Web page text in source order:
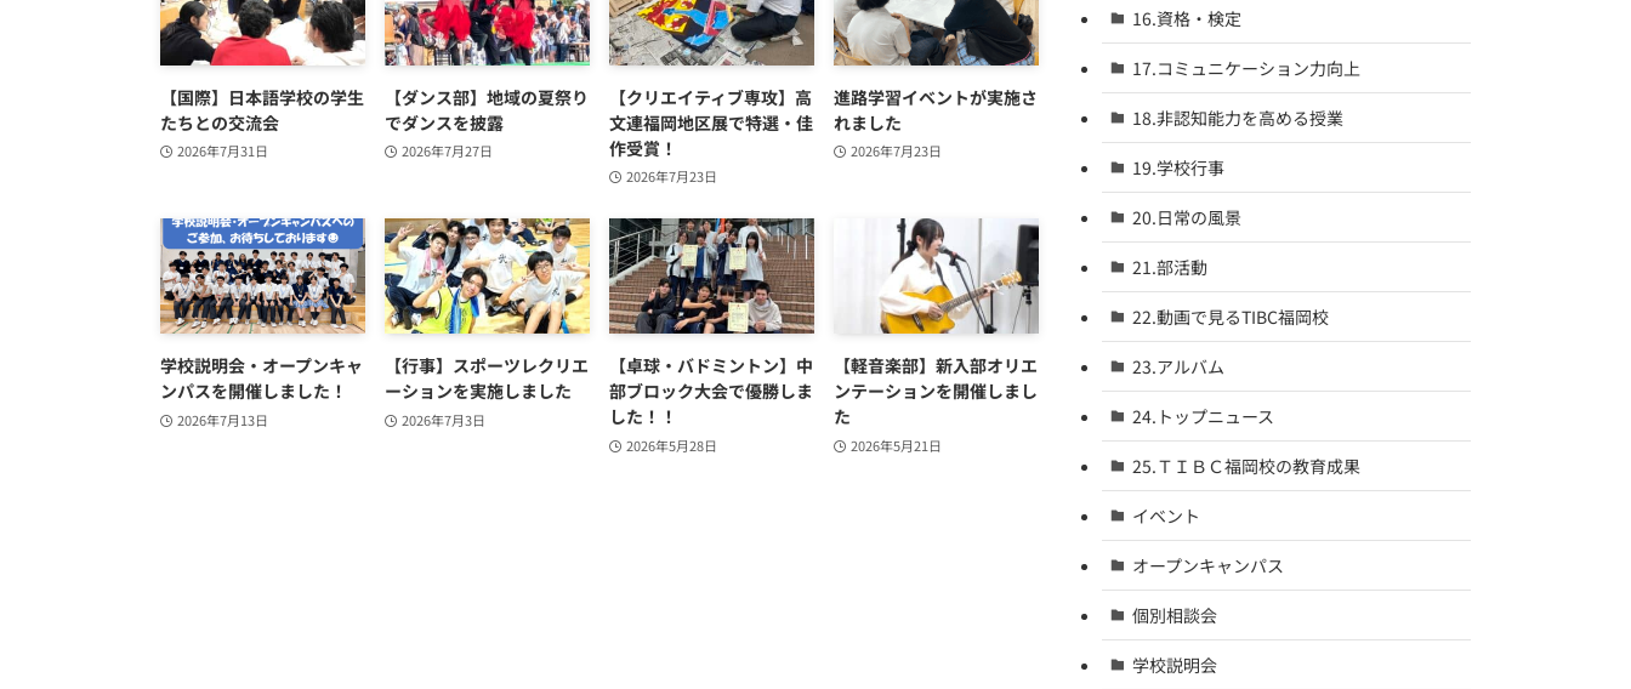
【国際】日本語学校の学生
たちとの交流会
2026年7月31日
【ダンス部】地域の夏祭り
でダンスを披露
2026年7月27日
【クリエイティブ専攻】高
文連福岡地区展で特選・佳
作受賞！
2026年7月23日
進路学習イベントが実施さ
れました
2026年7月23日
学校説明会・オープンキャ
ンパスを開催しました！
2026年7月13日
【行事】スポーツレクリエ
ーションを実施しました
2026年7月3日
【卓球・バドミントン】中
部ブロック大会で優勝しま
した！！
2026年5月28日
【軽音楽部】新入部オリエ
ンテーションを開催しまし
た
2026年5月21日
16.資格・検定
17.コミュニケーション力向上
18.非認知能力を高める授業
19.学校行事
20.日常の風景
21.部活動
22.動画で見るTIBC福岡校
23.アルバム
24.トップニュース
25.ＴＩＢＣ福岡校の教育成果
イベント
オープンキャンパス
個別相談会
学校説明会